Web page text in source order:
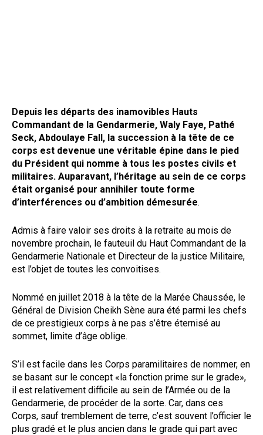
Depuis les départs des inamovibles Hauts
Commandant de la Gendarmerie, Waly Faye, Pathé
Seck, Abdoulaye Fall, la succession à la tête de ce
corps est devenue une véritable épine dans le pied
du Président qui nomme à tous les postes civils et
militaires. Auparavant, l’héritage au sein de ce corps
était organisé pour annihiler toute forme
d’interférences ou d’ambition démesurée.
Admis à faire valoir ses droits à la retraite au mois de
novembre prochain, le fauteuil du Haut Commandant de la
Gendarmerie Nationale et Directeur de la justice Militaire,
est l’objet de toutes les convoitises.
Nommé en juillet 2018 à la tête de la Marée Chaussée, le
Général de Division Cheikh Sène aura été parmi les chefs
de ce prestigieux corps à ne pas s’être éternisé au
sommet, limite d’âge oblige.
S’il est facile dans les Corps paramilitaires de nommer, en
se basant sur le concept «la fonction prime sur le grade»,
il est relativement difficile au sein de l’Armée ou de la
Gendarmerie, de procéder de la sorte. Car, dans ces
Corps, sauf tremblement de terre, c’est souvent l’officier le
plus gradé et le plus ancien dans le grade qui part avec